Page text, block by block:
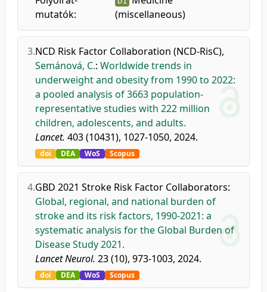
mutatók:
(miscellaneous)
3.NCD Risk Factor Collaboration (NCD-RisC),
Semánová, C.: Worldwide trends in
underweight and obesity from 1990 to 2022:
a pooled analysis of 3663 population-
representative studies with 222 million
children, adolescents, and adults.
Lancet. 403 (10431), 1027-1050, 2024.
doi DEA WoS Scopus
4.GBD 2021 Stroke Risk Factor Collaborators:
Global, regional, and national burden of
stroke and its risk factors, 1990-2021: a
systematic analysis for the Global Burden of
Disease Study 2021.
Lancet Neurol. 23 (10), 973-1003, 2024.
doi DEA WoS Scopus